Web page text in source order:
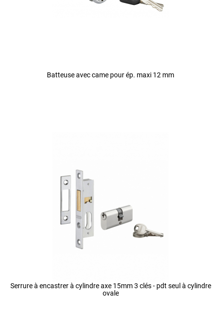
Batteuse avec came pour ép. maxi 12 mm
Serrure à encastrer à cylindre axe 15mm 3 clés - pdt seul à cylindre
ovale